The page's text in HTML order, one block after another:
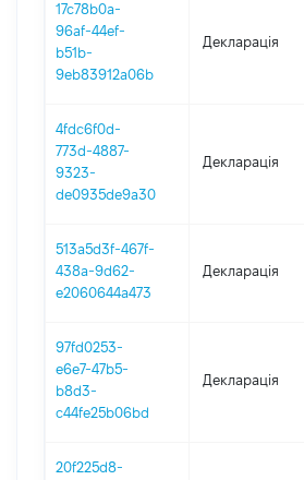
17c78b0a-
96af-44ef-
b51b-
9eb83912a06b
Декларація
4fdc6f0d-
773d-4887-
9323-
de0935de9a30
Декларація
513a5d3f-467f-
438a-9d62-
e2060644a473
Декларація
97fd0253-
e6e7-47b5-
b8d3-
c44fe25b06bd
Декларація
20f225d8-